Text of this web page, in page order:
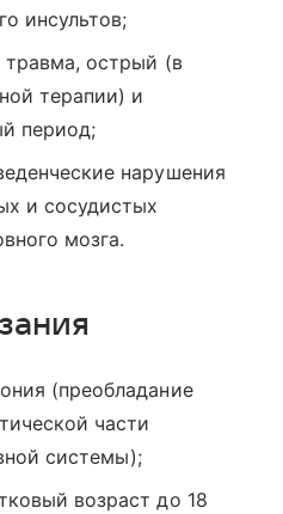
инсультов;
травма, острый (в
терапии) и
период;
нарушения
и сосудистых
мозга.
(преобладание
части
системы);
возраст до 18